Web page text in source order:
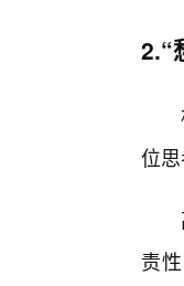
2.“
位思
责